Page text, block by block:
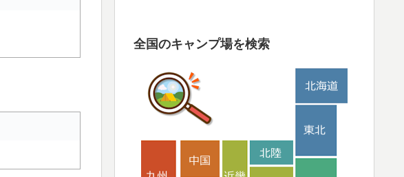
全国のキャンプ場を検索